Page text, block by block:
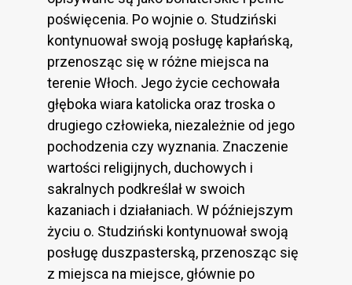
poświęcenia. Po wojnie o. Studziński
kontynuował swoją posługę kapłańską,
przenosząc się w różne miejsca na
terenie Włoch. Jego życie cechowała
głęboka wiara katolicka oraz troska o
drugiego człowieka, niezależnie od jego
pochodzenia czy wyznania. Znaczenie
wartości religijnych, duchowych i
sakralnych podkreślał w swoich
kazaniach i działaniach. W późniejszym
życiu o. Studziński kontynuował swoją
posługę duszpasterską, przenosząc się
z miejsca na miejsce, głównie po